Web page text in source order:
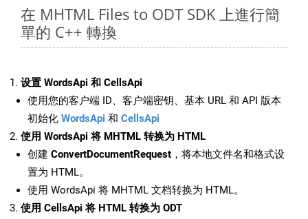
在 MHTML Files to ODT SDK 上進行簡
單的 C++ 轉換
设置 WordsApi 和 CellsApi
使用您的客户端 ID、客户端密钥、基本 URL 和 API 版本
初始化 WordsApi 和 CellsApi
使用 WordsApi 将 MHTML 转换为 HTML
创建 ConvertDocumentRequest ，将本地文件名和格式设
置为 HTML。
使用 WordsApi 将 MHTML 文档转换为 HTML。
使用 CellsApi 将 HTML 转换为 ODT